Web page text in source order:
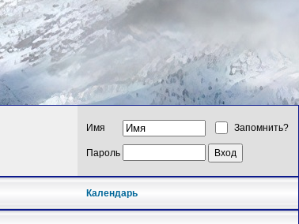
Имя Запомнить?
Пароль
Календарь